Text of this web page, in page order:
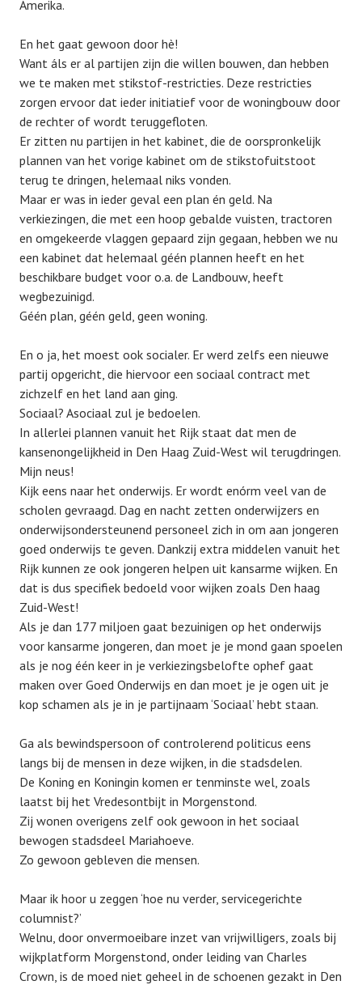
Amerika.
En het gaat gewoon door hè!
Want áls er al partijen zijn die willen bouwen, dan hebben
we te maken met stikstof-restricties. Deze restricties
zorgen ervoor dat ieder initiatief voor de woningbouw door
de rechter of wordt teruggefloten.
Er zitten nu partijen in het kabinet, die de oorspronkelijk
plannen van het vorige kabinet om de stikstofuitstoot
terug te dringen, helemaal niks vonden.
Maar er was in ieder geval een plan én geld. Na
verkiezingen, die met een hoop gebalde vuisten, tractoren
en omgekeerde vlaggen gepaard zijn gegaan, hebben we nu
een kabinet dat helemaal géén plannen heeft en het
beschikbare budget voor o.a. de Landbouw, heeft
wegbezuinigd.
Géén plan, géén geld, geen woning.
En o ja, het moest ook socialer. Er werd zelfs een nieuwe
partij opgericht, die hiervoor een sociaal contract met
zichzelf en het land aan ging.
Sociaal? Asociaal zul je bedoelen.
In allerlei plannen vanuit het Rijk staat dat men de
kansenongelijkheid in Den Haag Zuid-West wil terugdringen.
Mijn neus!
Kijk eens naar het onderwijs. Er wordt enórm veel van de
scholen gevraagd. Dag en nacht zetten onderwijzers en
onderwijsondersteunend personeel zich in om aan jongeren
goed onderwijs te geven. Dankzij extra middelen vanuit het
Rijk kunnen ze ook jongeren helpen uit kansarme wijken. En
dat is dus specifiek bedoeld voor wijken zoals Den haag
Zuid-West!
Als je dan 177 miljoen gaat bezuinigen op het onderwijs
voor kansarme jongeren, dan moet je je mond gaan spoelen
als je nog één keer in je verkiezingsbelofte ophef gaat
maken over Goed Onderwijs en dan moet je je ogen uit je
kop schamen als je in je partijnaam ‘Sociaal’ hebt staan.
Ga als bewindspersoon of controlerend politicus eens
langs bij de mensen in deze wijken, in die stadsdelen.
De Koning en Koningin komen er tenminste wel, zoals
laatst bij het Vredesontbijt in Morgenstond.
Zij wonen overigens zelf ook gewoon in het sociaal
bewogen stadsdeel Mariahoeve.
Zo gewoon gebleven die mensen.
Maar ik hoor u zeggen ‘hoe nu verder, servicegerichte
columnist?’
Welnu, door onvermoeibare inzet van vrijwilligers, zoals bij
wijkplatform Morgenstond, onder leiding van Charles
Crown, is de moed niet geheel in de schoenen gezakt in Den